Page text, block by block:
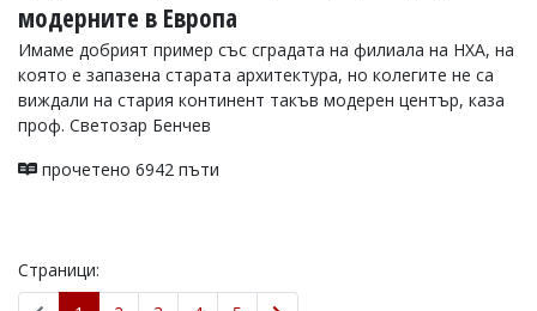
модерните в Европа
Имаме добрият пример със сградата на филиала на НХА, на
която е запазена старата архитектура, но колегите не са
виждали на стария континент такъв модерен център, каза
проф. Светозар Бенчев
прочетено 6942 пъти
Страници: